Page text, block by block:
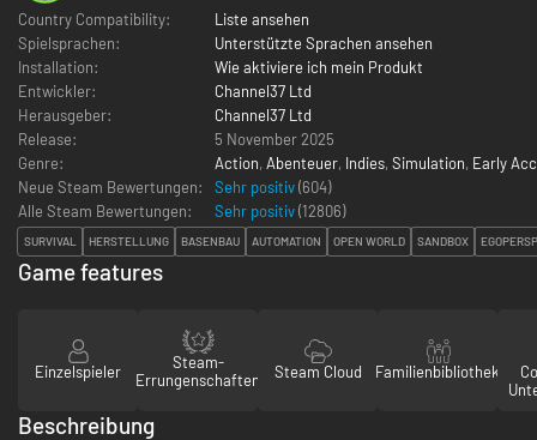
Country Compatibility:
Liste ansehen
Spielsprachen:
Unterstützte Sprachen ansehen
Installation:
Wie aktiviere ich mein Produkt
Entwickler:
Channel37 Ltd
Herausgeber:
Channel37 Ltd
Release:
5 November 2025
Genre:
Action, Abenteuer, Indies, Simulation, Early
Neue Steam Bewertungen:
Sehr positiv(604)
Alle Steam Bewertungen:
Sehr positiv(12806)
SURVIVAL HERSTELLUNG BASENBAU AUTOMATION OPEN WORLD SANDBOX
Game features
Einzelspieler
Steam-
Errungenschaften
Steam Cloud Familienbibliothek
Beschreibung